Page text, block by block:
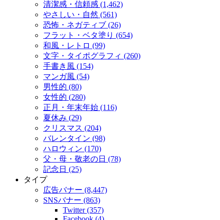
清潔感・信頼感 (1,462)
やさしい・自然 (561)
恐怖・ネガティブ (26)
フラット・ベタ塗り (654)
和風・レトロ (99)
文字・タイポグラフィ (260)
手書き風 (154)
マンガ風 (54)
男性的 (80)
女性的 (280)
正月・年末年始 (116)
夏休み (29)
クリスマス (204)
バレンタイン (98)
ハロウィン (170)
父・母・敬老の日 (78)
記念日 (25)
タイプ
広告バナー (8,447)
SNSバナー (863)
Twitter (357)